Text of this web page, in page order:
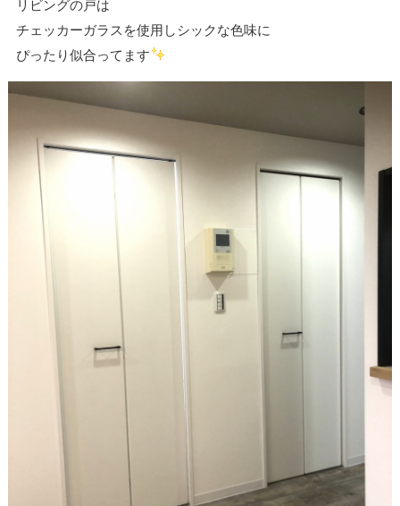
リビングの戸は
チェッカーガラスを使用しシックな色味に
ぴったり似合ってます